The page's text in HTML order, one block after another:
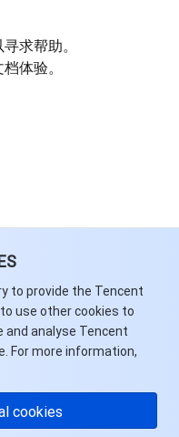
to provide the Tencent
use other cookies to
and analyse Tencent
For more information,
cookies
寻求帮助。
体验。